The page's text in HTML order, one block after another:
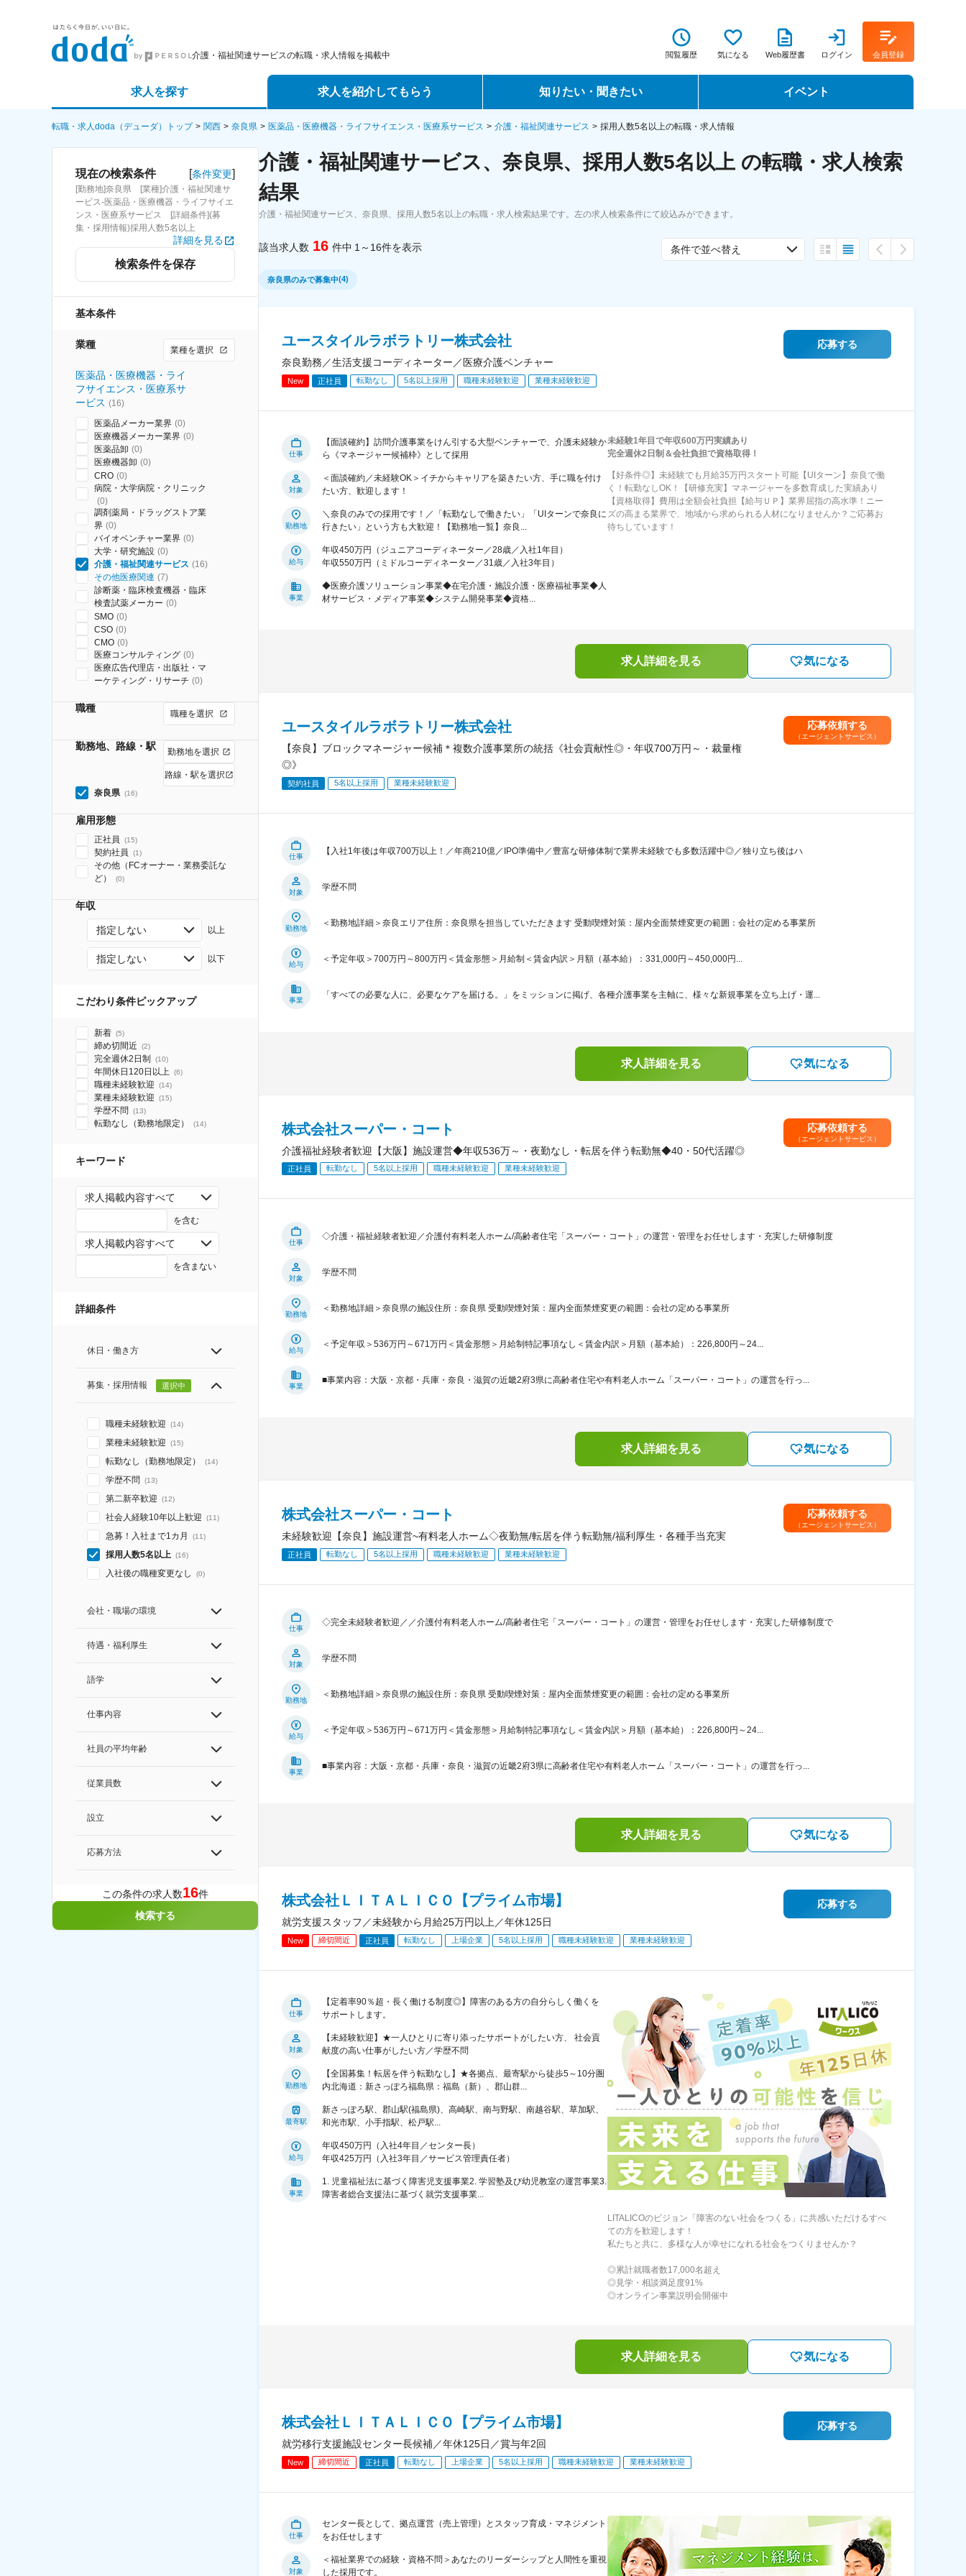
介護・福祉関連サービスの転職・求人情報を掲載中 閲覧履歴 気になる Web履歴書 ログイン 会員登録
求人を探す
詳細条件から探す
求人特集から探す
求人を紹介してもらう
エージェントサービス
スカウトサービス
パートナーエージェントサービス
知りたい・聞きたい
転職ノウハウ
データで見る転職
イベント
転職イベント・転職セミナー
転職フェア
転職・求人doda（デューダ）トップ 関西 奈良県 医薬品・医療機器・ライフサイエンス・医療系サービス 介護・福祉関連サービス 採用人数5名以上の転職・求人情報
現在の検索条件 [条件変更]
[勤務地]奈良県 [業種]介護・福祉関連サ
ービス-医薬品・医療機器・ライフサイエ
ンス・医療系サービス [詳細条件](募
集・採用情報)採用人数5名以上
詳細を見る
検索条件を保存
基本条件
業種 業種を選択
医薬品・医療機器・ライ
フサイエンス・医療系サ
ービス (16)
医薬品メーカー業界 (0)
医療機器メーカー業界 (0)
医薬品卸 (0)
医療機器卸 (0)
CRO (0)
病院・大学病院・クリニック
(0)
調剤薬局・ドラッグストア業
界 (0)
バイオベンチャー業界 (0)
大学・研究施設 (0)
介護・福祉関連サービス (16)
その他医療関連 (7)
診断薬・臨床検査機器・臨床
検査試薬メーカー (0)
SMO (0)
CSO (0)
CMO (0)
医療コンサルティング (0)
医療広告代理店・出版社・マ
ーケティング・リサーチ (0)
職種 職種を選択
勤務地、路線・駅 勤務地を選択
路線・駅を選択
奈良県 (16)
雇用形態
正社員 (15)
契約社員 (1)
その他（FCオーナー・業務委託な
ど）
(0)
年収
指定しない 以上
指定しない 以下
こだわり条件ピックアップ
新着 (5)
締め切間近 (2)
完全週休2日制 (10)
年間休日120日以上 (6)
職種未経験歓迎 (14)
業種未経験歓迎 (15)
学歴不問 (13)
転勤なし（勤務地限定） (14)
キーワード
求人掲載内容すべて
を含む
求人掲載内容すべて
を含まない
詳細条件
休日・働き方
募集・採用情報 選択中
職種未経験歓迎 (14)
業種未経験歓迎 (15)
転勤なし（勤務地限定） (14)
学歴不問 (13)
第二新卒歓迎 (12)
社会人経験10年以上歓迎 (11)
急募！入社まで1カ月 (11)
採用人数5名以上 (16)
入社後の職種変更なし (0)
会社・職場の環境
待遇・福利厚生
語学
仕事内容
社員の平均年齢
従業員数
設立
応募方法
この条件の求人数16件
検索する
介護・福祉関連サービス、奈良県、採用人数5名以上 の転職・求人検索
結果
介護・福祉関連サービス、奈良県、採用人数5名以上の転職・求人検索結果です。左の求人検索条件にて絞込みができます。
該当求人数 16 件中 1～16件を表示 条件で並べ替え
奈良県のみで募集中(4)
ユースタイルラボラトリー株式会社
奈良勤務／生活支援コーディネーター／医療介護ベンチャー
New 正社員 転勤なし 5名以上採用 職種未経験歓迎 業種未経験歓迎
応募する
仕事
【面談確約】訪問介護事業をけん引する大型ベンチャーで、介護未経験か
ら《マネージャー候補枠》として採用
対象
＜面談確約／未経験OK＞イチからキャリアを築きたい方、手に職を付け
たい方、歓迎します！
勤務地
＼奈良のみでの採用です！／「転勤なしで働きたい」「UIターンで奈良に
行きたい」という方も大歓迎！【勤務地一覧】奈良...
給与
年収450万円（ジュニアコーディネーター／28歳／入社1年目）
年収550万円（ミドルコーディネーター／31歳／入社3年目）
事業
◆医療介護ソリューション事業◆在宅介護・施設介護・医療福祉事業◆人
材サービス・メディア事業◆システム開発事業◆資格...
未経験1年目で年収600万円実績あり
完全週休2日制＆会社負担で資格取得！
【好条件◎】未経験でも月給35万円スタート可能【UIターン】奈良で働
く！転勤なしOK！【研修充実】マネージャーを多数育成した実績あり
【資格取得】費用は全額会社負担【給与ＵＰ】業界屈指の高水準！ニー
ズの高まる業界で、地域から求められる人材になりませんか？ご応募お
待ちしています！
求人詳細を見る 気になる
ユースタイルラボラトリー株式会社
【奈良】ブロックマネージャー候補＊複数介護事業所の統括《社会貢献性◎・年収700万円～・裁量権
◎》
契約社員 5名以上採用 業種未経験歓迎
応募依頼する
（エージェントサービス）
仕事
【入社1年後は年収700万以上！／年商210億／IPO準備中／豊富な研修体制で業界未経験でも多数活躍中◎／独り立ち後はハ
対象
学歴不問
勤務地
＜勤務地詳細＞奈良エリア住所：奈良県を担当していただきます 受動喫煙対策：屋内全面禁煙変更の範囲：会社の定める事業所
給与
＜予定年収＞700万円～800万円＜賃金形態＞月給制＜賃金内訳＞月額（基本給）：331,000円～450,000円...
事業
「すべての必要な人に、必要なケアを届ける。」をミッションに掲げ、各種介護事業を主軸に、様々な新規事業を立ち上げ・運...
求人詳細を見る 気になる
株式会社スーパー・コート
介護福祉経験者歓迎【大阪】施設運営◆年収536万～・夜勤なし・転居を伴う転勤無◆40・50代活躍◎
正社員 転勤なし 5名以上採用 職種未経験歓迎 業種未経験歓迎
応募依頼する
（エージェントサービス）
仕事
◇介護・福祉経験者歓迎／介護付有料老人ホーム/高齢者住宅「スーパー・コート」の運営・管理をお任せします・充実した研修制度
対象
学歴不問
勤務地
＜勤務地詳細＞奈良県の施設住所：奈良県 受動喫煙対策：屋内全面禁煙変更の範囲：会社の定める事業所
給与
＜予定年収＞536万円～671万円＜賃金形態＞月給制特記事項なし＜賃金内訳＞月額（基本給）：226,800円～24...
事業
■事業内容：大阪・京都・兵庫・奈良・滋賀の近畿2府3県に高齢者住宅や有料老人ホーム「スーパー・コート」の運営を行っ...
求人詳細を見る 気になる
株式会社スーパー・コート
未経験歓迎【奈良】施設運営~有料老人ホーム◇夜勤無/転居を伴う転勤無/福利厚生・各種手当充実
正社員 転勤なし 5名以上採用 職種未経験歓迎 業種未経験歓迎
応募依頼する
（エージェントサービス）
仕事
◇完全未経験者歓迎／／介護付有料老人ホーム/高齢者住宅「スーパー・コート」の運営・管理をお任せします・充実した研修制度で
対象
学歴不問
勤務地
＜勤務地詳細＞奈良県の施設住所：奈良県 受動喫煙対策：屋内全面禁煙変更の範囲：会社の定める事業所
給与
＜予定年収＞536万円～671万円＜賃金形態＞月給制特記事項なし＜賃金内訳＞月額（基本給）：226,800円～24...
事業
■事業内容：大阪・京都・兵庫・奈良・滋賀の近畿2府3県に高齢者住宅や有料老人ホーム「スーパー・コート」の運営を行っ...
求人詳細を見る 気になる
株式会社ＬＩＴＡＬＩＣＯ【プライム市場】
就労支援スタッフ／未経験から月給25万円以上／年休125日
New 締切間近 正社員 転勤なし 上場企業 5名以上採用 職種未経験歓迎 業種未経験歓迎
応募する
仕事
【定着率90％超・長く働ける制度◎】障害のある方の自分らしく働くを
サポートします。
対象
【未経験歓迎】★一人ひとりに寄り添ったサポートがしたい方、 社会貢
献度の高い仕事がしたい方／学歴不問
勤務地
【全国募集！転居を伴う転勤なし】★各拠点、最寄駅から徒歩5～10分圏
内北海道：新さっぽろ福島県：福島（新）、郡山群...
最寄駅
新さっぽろ駅、郡山駅(福島県)、高崎駅、南与野駅、南越谷駅、草加駅、
和光市駅、小手指駅、松戸駅...
給与
年収450万円（入社4年目／センター長）
年収425万円（入社3年目／サービス管理責任者）
事業
1. 児童福祉法に基づく障害児支援事業2. 学習塾及び幼児教室の運営事業3.
障害者総合支援法に基づく就労支援事業...
LITALICOのビジョン「障害のない社会をつくる」に共感いただけるすべ
ての方を歓迎します！
私たちと共に、多様な人が幸せになれる社会をつくりませんか？
◎累計就職者数17,000名超え
◎見学・相談満足度91%
◎オンライン事業説明会開催中
求人詳細を見る 気になる
株式会社ＬＩＴＡＬＩＣＯ【プライム市場】
就労移行支援施設センター長候補／年休125日／賞与年2回
New 締切間近 正社員 転勤なし 上場企業 5名以上採用 職種未経験歓迎 業種未経験歓迎
応募する
仕事
センター長として、拠点運営（売上管理）とスタッフ育成・マネジメント
をお任せします
対象
＜福祉業界での経験・資格不問＞あなたのリーダーシップと人間性を重視
した採用です。